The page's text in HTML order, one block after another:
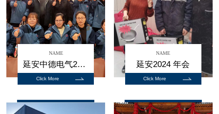
NAME
延安中德电气2025年会合影
Click More
NAME
延安2024 年会
Click More